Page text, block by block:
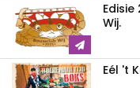
Wij.
Eél 't